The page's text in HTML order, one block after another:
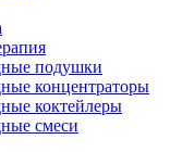
подушки
концентраторы
коктейлеры
смеси